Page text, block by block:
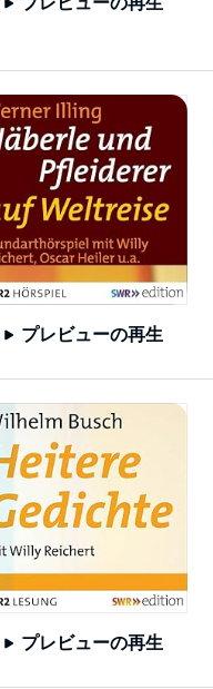
プレビューの再生
プレビューの再生